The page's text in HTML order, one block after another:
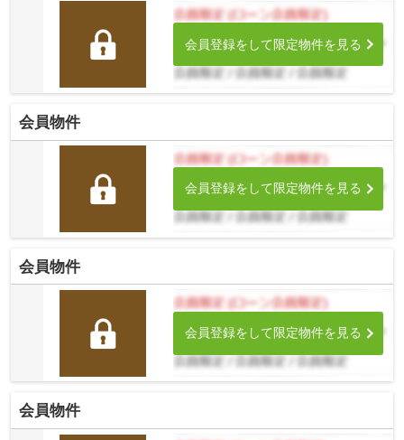
会員登録をして限定物件を見る
会員物件
会員登録をして限定物件を見る
会員物件
会員登録をして限定物件を見る
会員物件